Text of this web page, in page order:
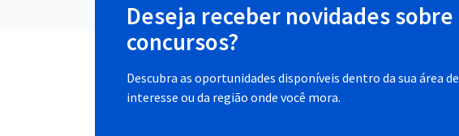
Deseja receber novidades sobre
concursos?
Descubra as oportunidades disponíveis dentro da sua área de
interesse ou da região onde você mora.